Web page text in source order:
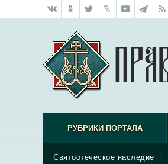
РУБРИКИ ПОРТАЛА
Святоотеческое наследие